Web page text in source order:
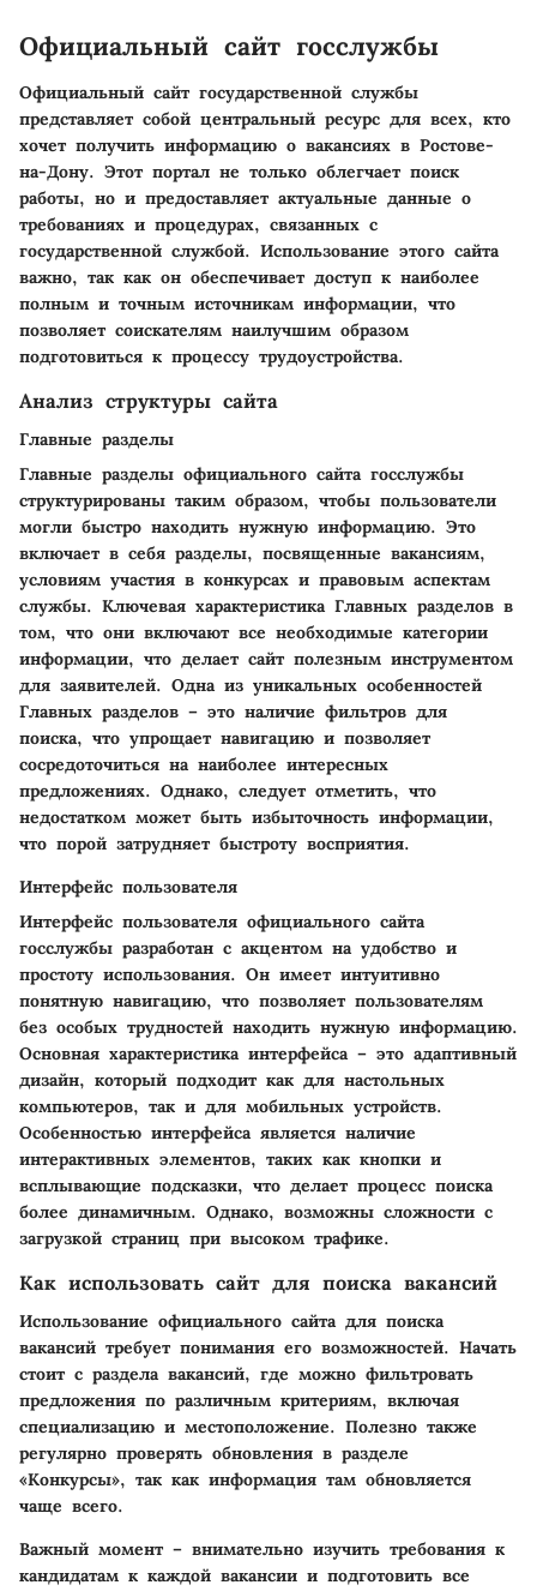
Официальный сайт госслужбы
Официальный сайт государственной службы
представляет собой центральный ресурс для всех, кто
хочет получить информацию о вакансиях в Ростове-
на-Дону. Этот портал не только облегчает поиск
работы, но и предоставляет актуальные данные о
требованиях и процедурах, связанных с
государственной службой. Использование этого сайта
важно, так как он обеспечивает доступ к наиболее
полным и точным источникам информации, что
позволяет соискателям наилучшим образом
подготовиться к процессу трудоустройства.
Анализ структуры сайта
Главные разделы
Главные разделы официального сайта госслужбы
структурированы таким образом, чтобы пользователи
могли быстро находить нужную информацию. Это
включает в себя разделы, посвященные вакансиям,
условиям участия в конкурсах и правовым аспектам
службы. Ключевая характеристика Главных разделов в
том, что они включают все необходимые категории
информации, что делает сайт полезным инструментом
для заявителей. Одна из уникальных особенностей
Главных разделов – это наличие фильтров для
поиска, что упрощает навигацию и позволяет
сосредоточиться на наиболее интересных
предложениях. Однако, следует отметить, что
недостатком может быть избыточность информации,
что порой затрудняет быстроту восприятия.
Интерфейс пользователя
Интерфейс пользователя официального сайта
госслужбы разработан с акцентом на удобство и
простоту использования. Он имеет интуитивно
понятную навигацию, что позволяет пользователям
без особых трудностей находить нужную информацию.
Основная характеристика интерфейса – это адаптивный
дизайн, который подходит как для настольных
компьютеров, так и для мобильных устройств.
Особенностью интерфейса является наличие
интерактивных элементов, таких как кнопки и
всплывающие подсказки, что делает процесс поиска
более динамичным. Однако, возможны сложности с
загрузкой страниц при высоком трафике.
Как использовать сайт для поиска вакансий
Использование официального сайта для поиска
вакансий требует понимания его возможностей. Начать
стоит с раздела вакансий, где можно фильтровать
предложения по различным критериям, включая
специализацию и местоположение. Полезно также
регулярно проверять обновления в разделе
«Конкурсы», так как информация там обновляется
чаще всего.
Важный момент – внимательно изучить требования к
кандидатам к каждой вакансии и подготовить все